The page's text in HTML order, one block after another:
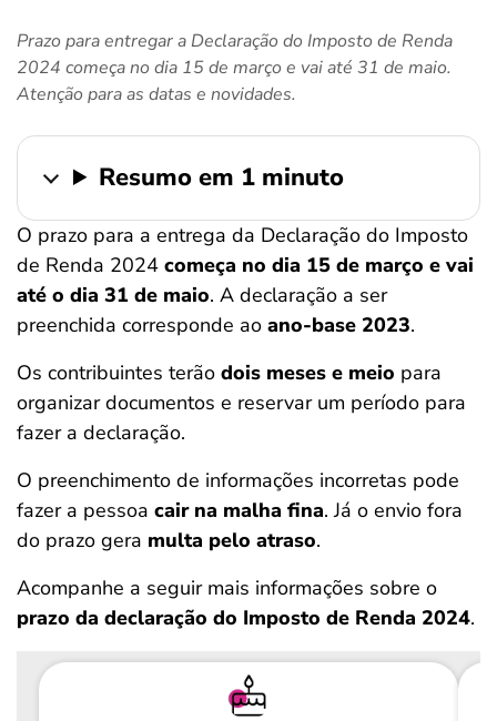
ferramentas
Prazo para entregar a Declaração do Imposto de Renda
2024 começa no dia 15 de março e vai até 31 de maio.
Atenção para as datas e novidades.
Resumo em 1 minuto
O prazo para a entrega da Declaração do Imposto
de Renda 2024 começa no dia 15 de março e vai
até o dia 31 de maio. A declaração a ser
preenchida corresponde ao ano-base 2023.
Os contribuintes terão dois meses e meio para
organizar documentos e reservar um período para
fazer a declaração.
O preenchimento de informações incorretas pode
fazer a pessoa cair na malha fina. Já o envio fora
do prazo gera multa pelo atraso.
Acompanhe a seguir mais informações sobre o
prazo da declaração do Imposto de Renda 2024.